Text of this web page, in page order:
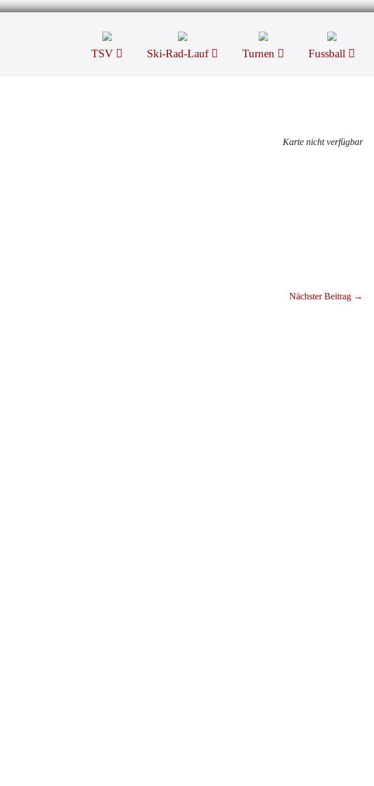
TSV Ski-Rad-Lauf Turnen Fussball
Karte nicht verfügbar
Nächster Beitrag →